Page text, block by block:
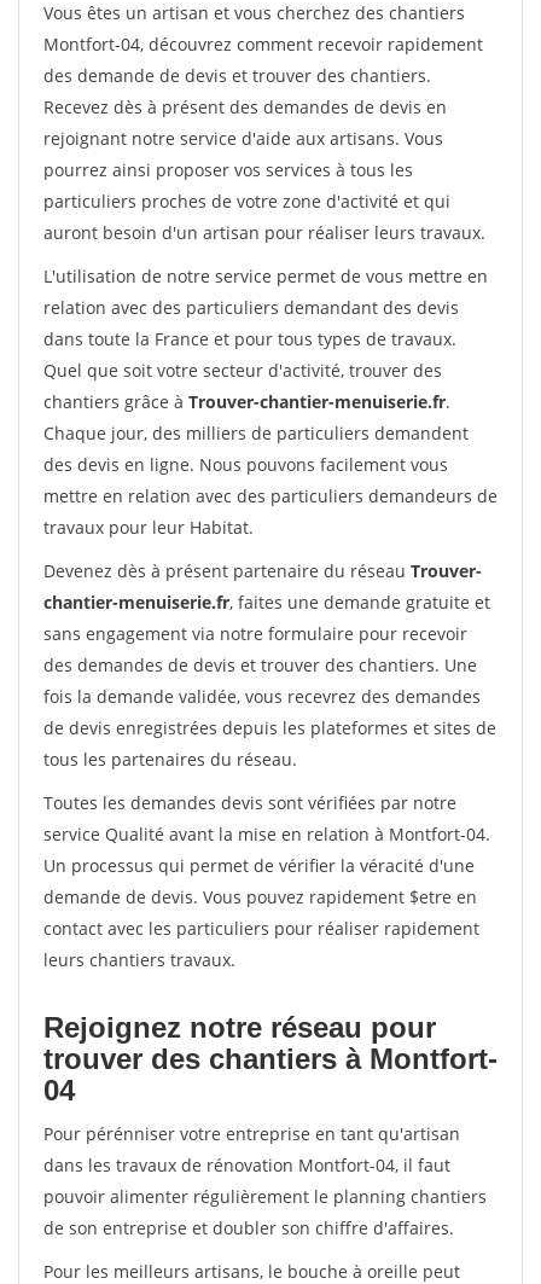
Vous êtes un artisan et vous cherchez des chantiers
Montfort-04, découvrez comment recevoir rapidement
des demande de devis et trouver des chantiers.
Recevez dès à présent des demandes de devis en
rejoignant notre service d'aide aux artisans. Vous
pourrez ainsi proposer vos services à tous les
particuliers proches de votre zone d'activité et qui
auront besoin d'un artisan pour réaliser leurs travaux.
L'utilisation de notre service permet de vous mettre en
relation avec des particuliers demandant des devis
dans toute la France et pour tous types de travaux.
Quel que soit votre secteur d'activité, trouver des
chantiers grâce à Trouver-chantier-menuiserie.fr.
Chaque jour, des milliers de particuliers demandent
des devis en ligne. Nous pouvons facilement vous
mettre en relation avec des particuliers demandeurs de
travaux pour leur Habitat.
Devenez dès à présent partenaire du réseau Trouver-
chantier-menuiserie.fr, faites une demande gratuite et
sans engagement via notre formulaire pour recevoir
des demandes de devis et trouver des chantiers. Une
fois la demande validée, vous recevrez des demandes
de devis enregistrées depuis les plateformes et sites de
tous les partenaires du réseau.
Toutes les demandes devis sont vérifiées par notre
service Qualité avant la mise en relation à Montfort-04.
Un processus qui permet de vérifier la véracité d'une
demande de devis. Vous pouvez rapidement $etre en
contact avec les particuliers pour réaliser rapidement
leurs chantiers travaux.
Rejoignez notre réseau pour
trouver des chantiers à Montfort-
04
Pour pérénniser votre entreprise en tant qu'artisan
dans les travaux de rénovation Montfort-04, il faut
pouvoir alimenter régulièrement le planning chantiers
de son entreprise et doubler son chiffre d'affaires.
Pour les meilleurs artisans, le bouche à oreille peut